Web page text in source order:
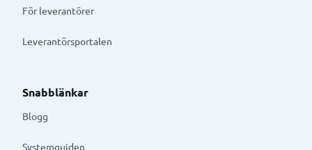
För leverantörer
Leverantörsportalen
Snabblänkar
Blogg
Systemguiden